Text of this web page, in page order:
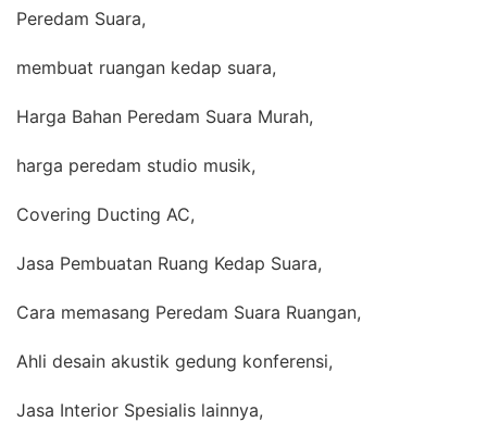
Peredam Suara,
membuat ruangan kedap suara,
Harga Bahan Peredam Suara Murah,
harga peredam studio musik,
Covering Ducting AC,
Jasa Pembuatan Ruang Kedap Suara,
Cara memasang Peredam Suara Ruangan,
Ahli desain akustik gedung konferensi,
Jasa Interior Spesialis lainnya,